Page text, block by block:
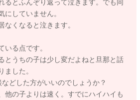
るとふんぞり返って泣きます。でも同
にしていません。
なくなると泣きます。
いる点です。
とうちの子は少し変だよねと旦那と話
ました。
どした方がいいのでしょうか？
他の子よりは速く。すでにハイハイも